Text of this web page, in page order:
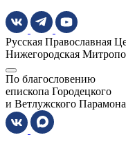
Русская Православная
Нижегородская
По благословению
епископа Городецкого
и Ветлужского Парамона